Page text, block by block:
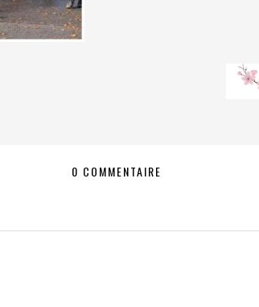
0 COMMENTAIRE